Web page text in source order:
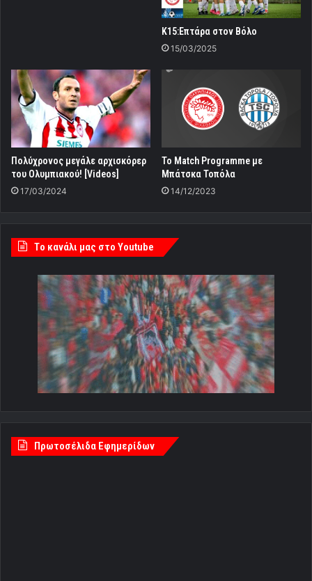
Κ15:Επτάρα στον Βόλο
15/03/2025
Πολύχρονος μεγάλε αρχισκόρερ
του Ολυμπιακού! [Videos]
17/03/2024
To Match Programme με
Μπάτσκα Τοπόλα
14/12/2023
Tο κανάλι μας στο Youtube
Πρωτοσέλιδα Εφημερίδων